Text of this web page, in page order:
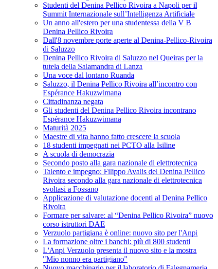
Studenti del Denina Pellico Rivoira a Napoli per il
Summit Internazionale sull’Intelligenza Artificiale
Un anno all'estero per una studentessa della V B
Denina Pellico Rivoira
Dall'8 novembre porte aperte al Denina-Pellico-Rivoira
di Saluzzo
Denina Pellico Rivoira di Saluzzo nel Queiras per la
tutela della Salamandra di Lanza
Una voce dal lontano Ruanda
Saluzzo, il Denina Pellico Rivoira all’incontro con
Espérance Hakuzwimana
Cittadinanza negata
Gli studenti del Denina Pellico Rivoira incontrano
Espérance Hakuzwimana
Maturità 2025
Maestre di vita hanno fatto crescere la scuola
18 studenti impegnati nei PCTO alla Isiline
A scuola di democrazia
Secondo posto alla gara nazionale di elettrotecnica
Talento e impegno: Filippo Avalis del Denina Pellico
Rivoira secondo alla gara nazionale di elettrotecnica
svoltasi a Fossano
Applicazione di valutazione docenti al Denina Pellico
Rivoira
Formare per salvare: al “Denina Pellico Rivoira” nuovo
corso istruttori DAE
Verzuolo partigiana è online: nuovo sito per l'Anpi
La formazione oltre i banchi: più di 800 studenti
L'Anpi Verzuolo presenta il nuovo sito e la mostra
"Mio nonno era partigiano"